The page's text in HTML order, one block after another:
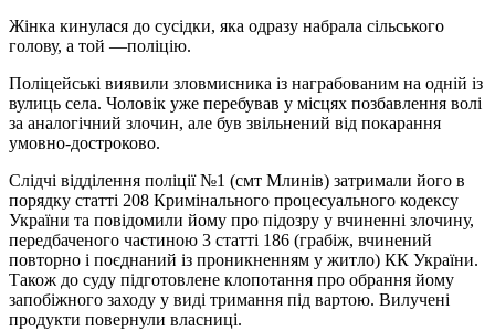
Жінка кинулася до сусідки, яка одразу набрала сільського
голову, а той —поліцію.
Поліцейські виявили зловмисника із награбованим на одній із
вулиць села. Чоловік уже перебував у місцях позбавлення волі
за аналогічний злочин, але був звільнений від покарання
умовно-достроково.
Слідчі відділення поліції №1 (смт Млинів) затримали його в
порядку статті 208 Кримінального процесуального кодексу
України та повідомили йому про підозру у вчиненні злочину,
передбаченого частиною 3 статті 186 (грабіж, вчинений
повторно і поєднаний із проникненням у житло) КК України.
Також до суду підготовлене клопотання про обрання йому
запобіжного заходу у виді тримання під вартою. Вилучені
продукти повернули власниці.